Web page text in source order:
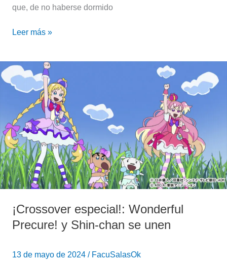
que, de no haberse dormido
Leer más »
¡Crossover especial!: Wonderful
Precure! y Shin-chan se unen
13 de mayo de 2024 / FacuSalasOk
¡Crossover
especial!:
Wonderful
Precure!
y
Shin-
chan
se
unen